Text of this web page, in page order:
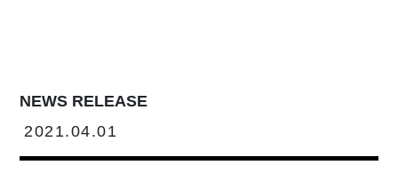
NEWS RELEASE
2021.04.01